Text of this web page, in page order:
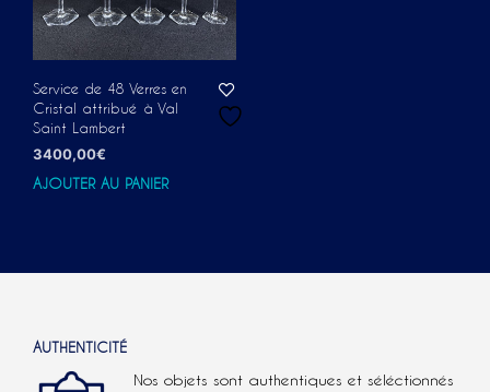
Service de 48 Verres en
Cristal attribué à Val
Saint Lambert
3400,00€
AJOUTER AU PANIER
AUTHENTICITÉ
Nos objets sont authentiques et séléctionnés